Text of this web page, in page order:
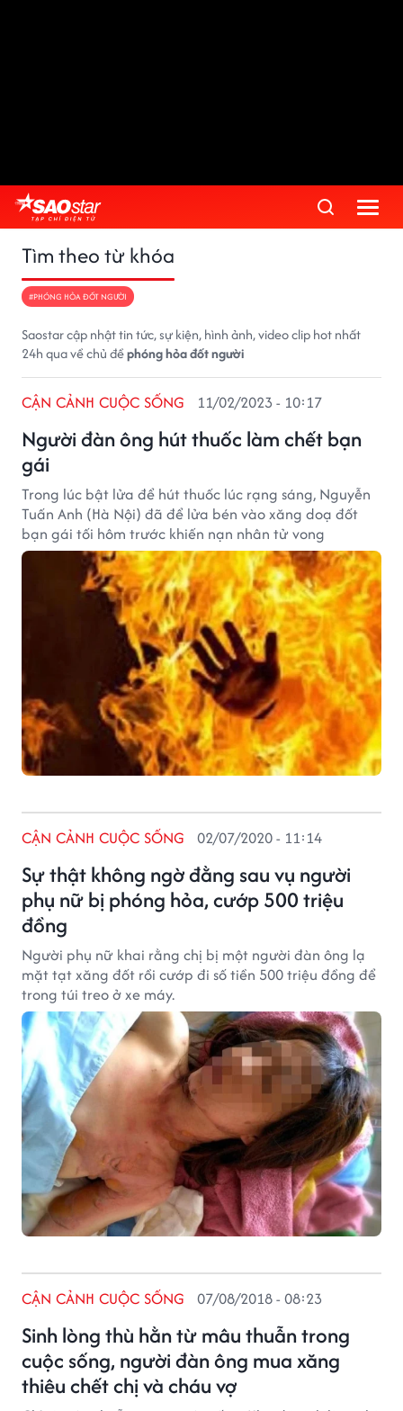
Tìm theo từ khóa
#PHÓNG HỎA ĐỐT NGƯỜI
Saostar cập nhật tin tức, sự kiện, hình ảnh, video clip hot nhất
24h qua về chủ đềphóng hỏa đốt người
Người đàn ông hút thuốc làm chết bạn
gái
CẬN CẢNH CUỘC SỐNG 11/02/2023 - 10:17
Trong lúc bật lửa để hút thuốc lúc rạng sáng, Nguyễn
Tuấn Anh (Hà Nội) đã để lửa bén vào xăng doạ đốt
bạn gái tối hôm trước khiến nạn nhân tử vong
Sự thật không ngờ đằng sau vụ người
phụ nữ bị phóng hỏa, cướp 500 triệu
đồng
CẬN CẢNH CUỘC SỐNG 02/07/2020 - 11:14
Người phụ nữ khai rằng chị bị một người đàn ông lạ
mặt tạt xăng đốt rồi cướp đi số tiền 500 triệu đồng để
trong túi treo ở xe máy.
Sinh lòng thù hằn từ mâu thuẫn trong
cuộc sống, người đàn ông mua xăng
thiêu chết chị và cháu vợ
CẬN CẢNH CUỘC SỐNG 07/08/2018 - 08:23